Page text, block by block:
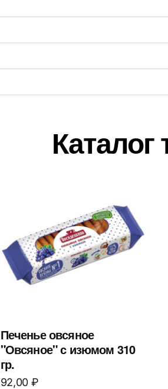
Каталог
Печенье овсяное
"Овсяное" с изюмом 310
гр.
92,00 ₽